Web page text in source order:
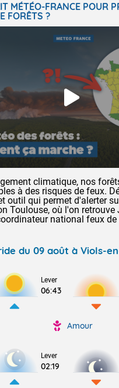
MÉTÉO-FRANCE POUR
FORÊTS ?
climatique, nos
à des risques de feux.
outil qui permet d'alerter
Toulouse, où l'on retrouve
national feux
du 09 août à Viols-
Lever
06:43
Amour
Lever
02:19